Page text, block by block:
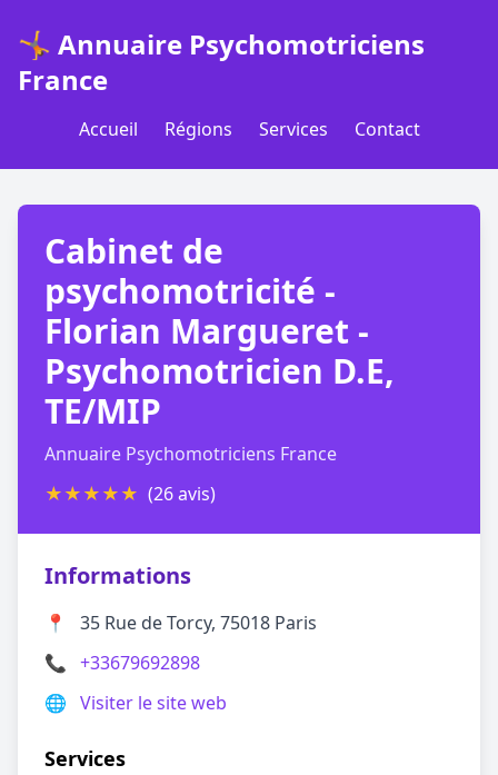
🤸 Annuaire Psychomotriciens
France
Accueil Régions Services Contact
Cabinet de
psychomotricité -
Florian Margueret -
Psychomotricien D.E,
TE/MIP
Annuaire Psychomotriciens France
★★★★★ (26 avis)
Informations
📍
35 Rue de Torcy, 75018 Paris
📞 +33679692898
🌐 Visiter le site web
Services